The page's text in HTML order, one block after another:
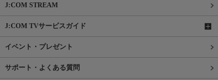
J:COM STREAM
J:COM TVサービスガイド
イベント・プレゼント
サポート・よくある質問